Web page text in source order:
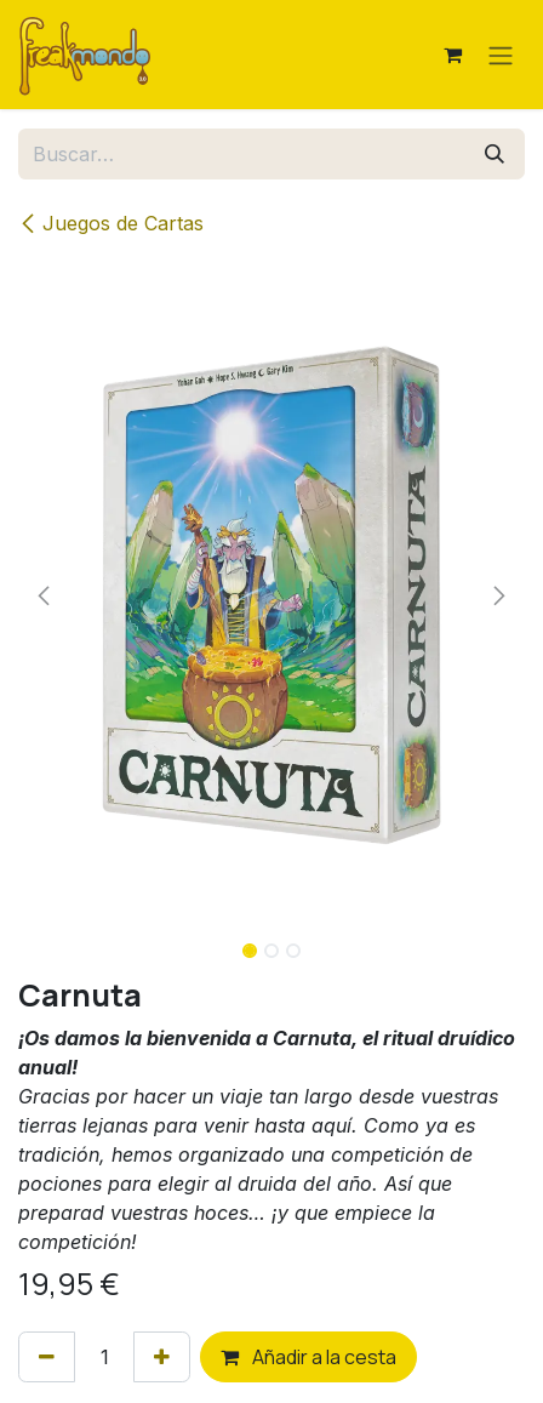
Ir al contenido
Juegos de Cartas
Carnuta
¡Os damos la bienvenida a Carnuta, el ritual druídico
anual!
Gracias por hacer un viaje tan largo desde vuestras
tierras lejanas para venir hasta aquí. Como ya es
tradición, hemos organizado una competición de
pociones para elegir al druida del año. Así que
preparad vuestras hoces… ¡y que empiece la
competición!
19,95 €
Añadir a la cesta